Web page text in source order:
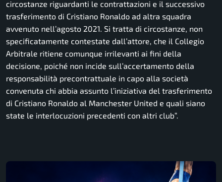
circostanze riguardanti le contrattazioni e il successivo
trasferimento di Cristiano Ronaldo ad altra squadra
avvenuto nell’agosto 2021. Si tratta di circostanze, non
specificatamente contestate dall’attore, che il Collegio
Arbitrale ritiene comunque irrilevanti ai fini della
decisione, poiché non incide sull’accertamento della
responsabilità precontrattuale in capo alla società
convenuta chi abbia assunto l’iniziativa del trasferimento
di Cristiano Ronaldo al Manchester United e quali siano
state le interlocuzioni precedenti con altri club”.